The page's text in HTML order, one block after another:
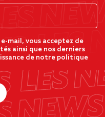
mail, vous acceptez de
ainsi que nos derniers
de notre politique